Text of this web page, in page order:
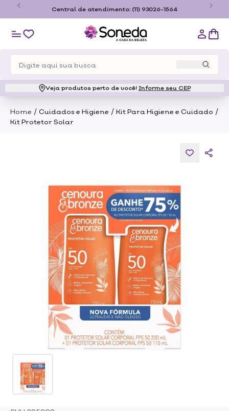
Central de atendimento: (11) 93026-1564
Veja produtos perto de você! Informe seu CEP
Home / Cuidados e Higiene / Kit Para Higiene e Cuidado /
Kit Protetor Solar